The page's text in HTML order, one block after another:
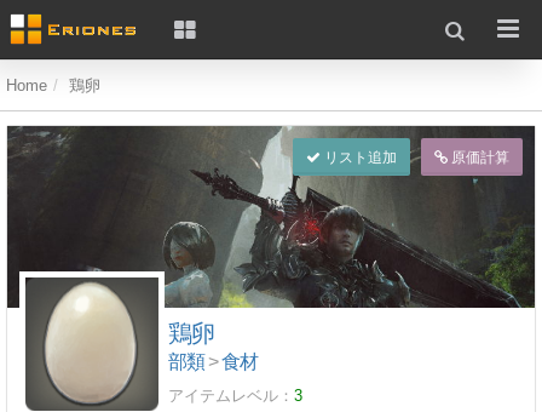
Home 鶏卵
リスト追加 原価計算
鶏卵
部類>食材
アイテムレベル： 3